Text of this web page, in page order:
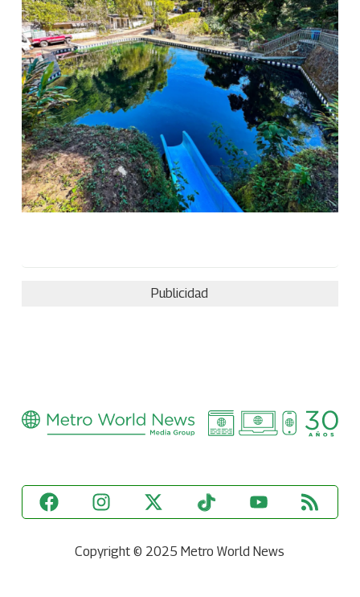
Publicidad
Copyright © 2025 Metro World News